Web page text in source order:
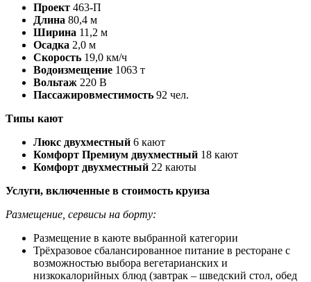
Проект 463-П
Длина 80,4 м
Ширина 11,2 м
Осадка 2,0 м
Скорость 19,0 км/ч
Водоизмещение 1063 т
Вольтаж 220 В
Пассажировместимость 92 чел.
Типы кают
Люкс двухместный 6 кают
Комфорт Премиум двухместный 18 кают
Комфорт двухместный 22 каюты
Услуги, включенные в стоимость круиза
Размещение, сервисы на борту:
Размещение в каюте выбранной категории
Трёхразовое сбалансированное питание в ресторане с
возможностью выбора вегетарианских и
низкокалорийных блюд (завтрак – шведский стол, обед